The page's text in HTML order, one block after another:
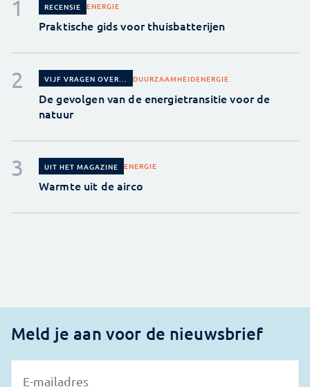
RECENSIE ENERGIE
Praktische gids voor thuisbatterijen
VIJF VRAGEN OVER... DUURZAAMHEIDENERGIE
De gevolgen van de energietransitie voor de
natuur
UIT HET MAGAZINE ENERGIE
Warmte uit de airco
Meld je aan voor de nieuwsbrief